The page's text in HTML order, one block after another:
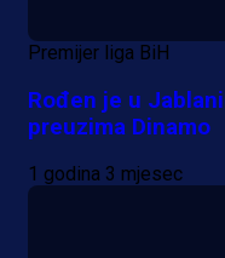
Premijer liga BiH
Rođen je u
preuzima Dinamo
1 godina 3 mjesec